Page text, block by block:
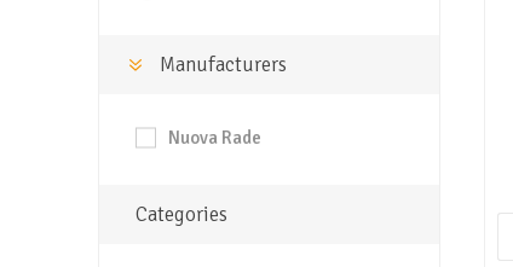
Manufacturers
Nuova Rade
Categories